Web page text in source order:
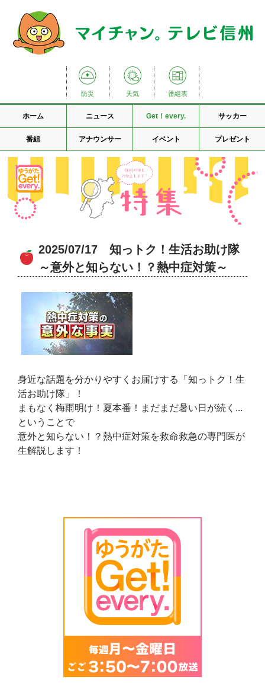
防災 天気 番組表
ホーム ニュース Get！every. サッカー
番組 アナウンサー イベント プレゼント
2025/07/17 知っトク！生活お助け隊
～意外と知らない！？熱中症対策～
身近な話題を分かりやすくお届けする「知っトク！生
活お助け隊」！
まもなく梅雨明け！夏本番！まだまだ暑い日が続く...
ということで
意外と知らない！？熱中症対策を救命救急の専門医が
生解説します！